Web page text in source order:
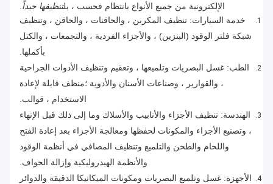
الإلكترونية من جميع الأنواع بانتظام فحسب ، بلتنظيفها جيداً.
خدمة السيارات: تنظيف المكربن ​​، والحاقنات ، والحاقن ، وتنظيف
شبكة فلتر الوقود (البنزين) ، والأجزاء الفردية ، والتجمعات ، والكتل
بأكملها.
الطب: غسل البصريات وتلميعها ، وتعقيم وتنظيف الأدوات الجراحية
، والقوارير ، وصناعات الأسنان والأدوية ؛منظف ​​قابلة لإعادة
الاستخدام ، قوالب.
الهندسة: تنظيف الأجزاء والأنابيب والأسلاك وما إلى ذلك قبل الإنهاء
، وتصنيع الأجزاء والمكونات لحفظها ومعالجة الأجزاء بعد إعادة الفتح
واللحام والطحن والتلميع وتنظيف المصافي في أنظمة الوقود
والأنظمة الهيدروليكية وإزالة الحواف.
الأجهزة: غسل وتلميع البصريات ومكونات الميكانيكا الدقيقة والدوائر